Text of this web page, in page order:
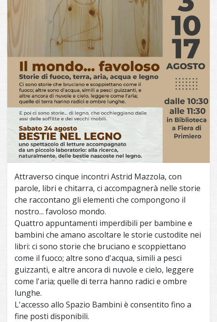
Attraverso cinque incontri Astrid Mazzola, con
parole, libri e chitarra, ci accompagnerà nelle storie
che raccontano gli elementi che compongono il
nostro... favoloso mondo.
Quattro appuntamenti imperdibili per bambine e
bambini che amano ascoltare le storie custodite nei
libri: ci sono storie che bruciano e scoppiettano
come il fuoco; altre sono d'acqua, simili a pesci
guizzanti, e altre ancora di nuvole e cielo, leggere
come l'aria; quelle di terra hanno radici e ombre
lunghe.
L'accesso allo Spazio Bambini è consentito fino a
fine posti disponibili.